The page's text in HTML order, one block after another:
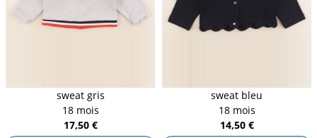
sweat gris
18 mois
17,50 €
sweat bleu
18 mois
14,50 €